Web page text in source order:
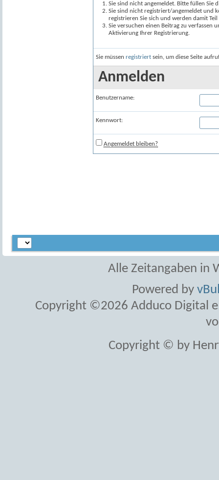
Sie sind nicht angemeldet. Bitte füllen Sie
Sie sind nicht registriert/angemeldet und
registrieren Sie sich und werden damit
Sie versuchen einen Beitrag zu verfassen
Aktivierung Ihrer Registrierung.
Sie müssen registriert sein, um diese Seite
Anmelden
Benutzername:
Kennwort:
Angemeldet bleiben?
Alle Zeitangaben in
Powered by
Copyright ©2026 Adduco Digital
Copyright © by